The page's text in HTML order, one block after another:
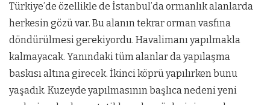
Türkiye’de özellikle de İstanbul’da ormanlık alanlarda
herkesin gözü var. Bu alanın tekrar orman vasfına
döndürülmesi gerekiyordu. Havalimanı yapılmakla
kalmayacak. Yanındaki tüm alanlar da yapılaşma
baskısı altına girecek. İkinci köprü yapılırken bunu
yaşadık. Kuzeyde yapılmasının başlıca nedeni yeni